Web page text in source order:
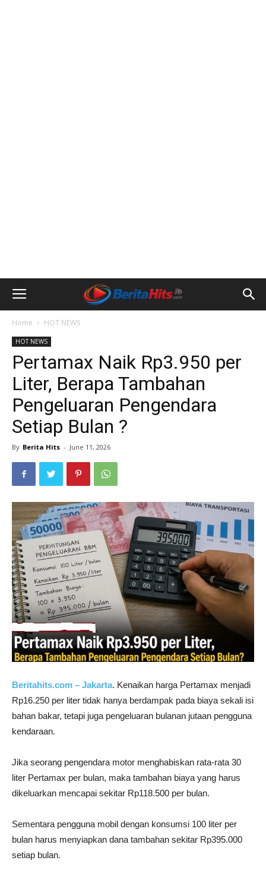
Home HOT NEWS
HOT NEWS
Pertamax Naik Rp3.950 per
Liter, Berapa Tambahan
Pengeluaran Pengendara
Setiap Bulan ?
By Berita Hits - June 11, 2026
Beritahits.com – Jakarta. Kenaikan harga Pertamax menjadi
Rp16.250 per liter tidak hanya berdampak pada biaya sekali isi
bahan bakar, tetapi juga pengeluaran bulanan jutaan pengguna
kendaraan.
Jika seorang pengendara motor menghabiskan rata-rata 30
liter Pertamax per bulan, maka tambahan biaya yang harus
dikeluarkan mencapai sekitar Rp118.500 per bulan.
Sementara pengguna mobil dengan konsumsi 100 liter per
bulan harus menyiapkan dana tambahan sekitar Rp395.000
setiap bulan.